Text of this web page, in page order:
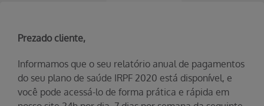
Prezado cliente,
Informamos que o seu relatório anual de pagamentos
do seu plano de saúde IRPF 2020 está disponível, e
você pode acessá-lo de forma prática e rápida em